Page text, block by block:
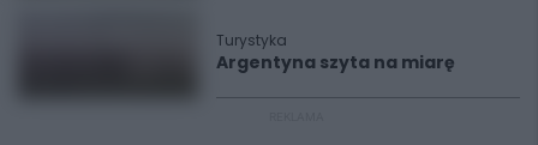
Turystyka
Argentyna szyta na miarę